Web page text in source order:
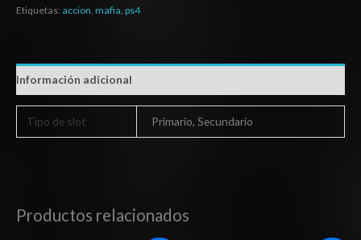
Etiquetas: accion, mafia, ps4
Información adicional
Tipo de slot Primario, Secundario
Productos relacionados